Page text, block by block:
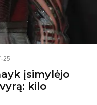
25
įsimylėjo
kilo